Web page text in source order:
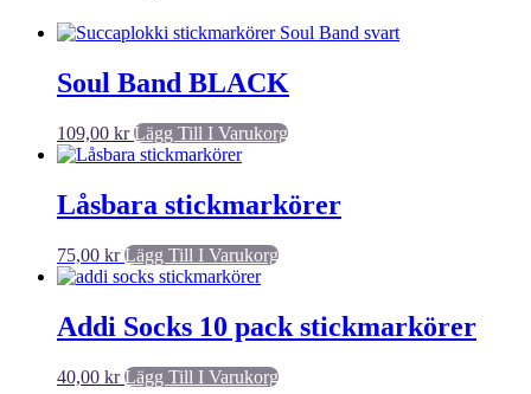
Soul Band BLACK
109,00 kr Lägg Till I Varukorg
Låsbara stickmarkörer
75,00 kr Lägg Till I Varukorg
Addi Socks 10 pack stickmarkörer
40,00 kr Lägg Till I Varukorg